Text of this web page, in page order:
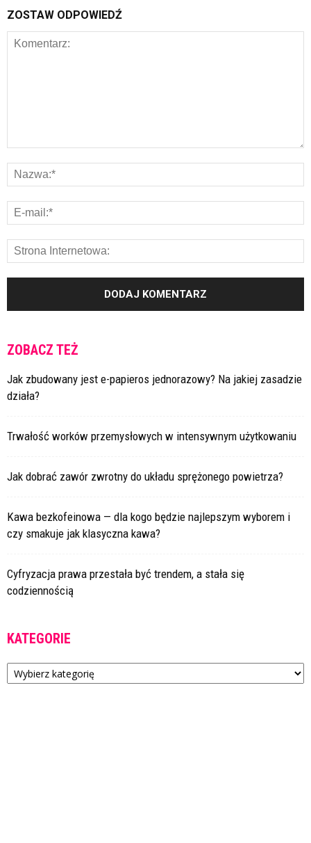
ZOSTAW ODPOWIEDŹ
ZOBACZ TEŻ
Jak zbudowany jest e-papieros jednorazowy? Na jakiej zasadzie
działa?
Trwałość worków przemysłowych w intensywnym użytkowaniu
Jak dobrać zawór zwrotny do układu sprężonego powietrza?
Kawa bezkofeinowa — dla kogo będzie najlepszym wyborem i
czy smakuje jak klasyczna kawa?
Cyfryzacja prawa przestała być trendem, a stała się
codziennością
KATEGORIE
Kategorie